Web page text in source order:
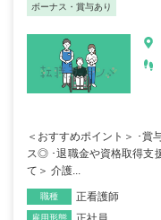
ボーナス・賞与あり
＜おすすめポイント＞ ･賞
ス◎ ･退職金や資格取得支
て＞ 介護...
職種 正看護師
雇用形態